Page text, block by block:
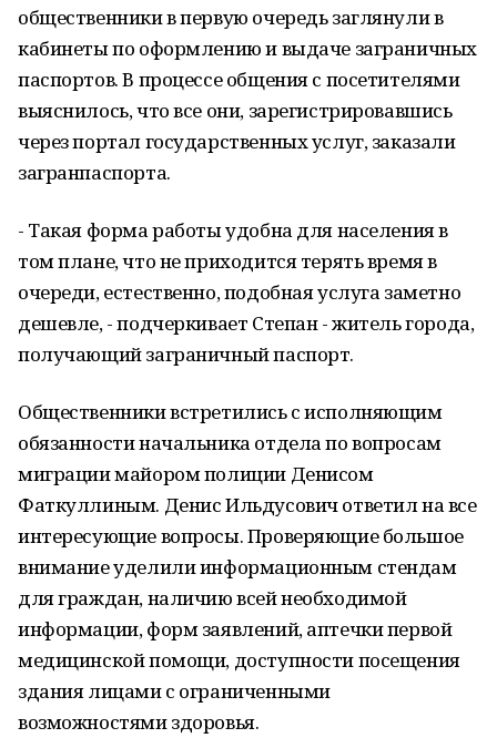
общественники в первую очередь заглянули в
кабинеты по оформлению и выдаче заграничных
паспортов. В процессе общения с посетителями
выяснилось, что все они, зарегистрировавшись
через портал государственных услуг, заказали
загранпаспорта.
- Такая форма работы удобна для населения в
том плане, что не приходится терять время в
очереди, естественно, подобная услуга заметно
дешевле, - подчеркивает Степан - житель города,
получающий заграничный паспорт.
Общественники встретились с исполняющим
обязанности начальника отдела по вопросам
миграции майором полиции Денисом
Фаткуллиным. Денис Ильдусович ответил на все
интересующие вопросы. Проверяющие большое
внимание уделили информационным стендам
для граждан, наличию всей необходимой
информации, форм заявлений, аптечки первой
медицинской помощи, доступности посещения
здания лицами с ограниченными
возможностями здоровья.